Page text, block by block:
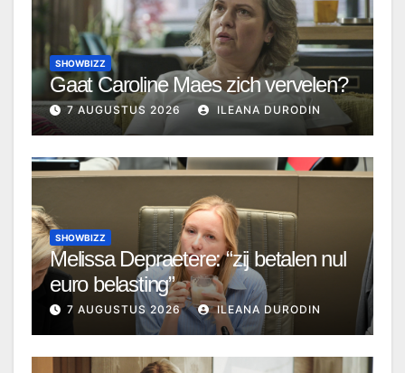
SHOWBIZZ
Gaat Caroline Maes zich vervelen?
7 AUGUSTUS 2026 ILEANA DURODIN
SHOWBIZZ
Melissa Depraetere: “zij betalen nul
euro belasting”
7 AUGUSTUS 2026 ILEANA DURODIN